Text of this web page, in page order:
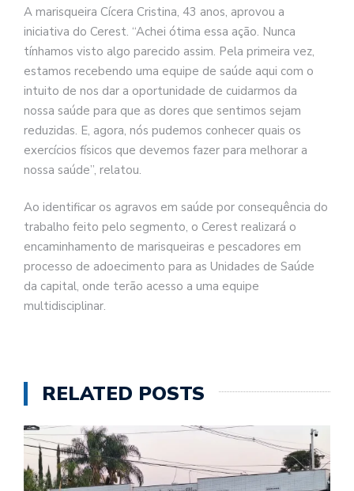
A marisqueira Cícera Cristina, 43 anos, aprovou a
iniciativa do Cerest. “Achei ótima essa ação. Nunca
tínhamos visto algo parecido assim. Pela primeira vez,
estamos recebendo uma equipe de saúde aqui com o
intuito de nos dar a oportunidade de cuidarmos da
nossa saúde para que as dores que sentimos sejam
reduzidas. E, agora, nós pudemos conhecer quais os
exercícios físicos que devemos fazer para melhorar a
nossa saúde”, relatou.
Ao identificar os agravos em saúde por consequência do
trabalho feito pelo segmento, o Cerest realizará o
encaminhamento de marisqueiras e pescadores em
processo de adoecimento para as Unidades de Saúde
da capital, onde terão acesso a uma equipe
multidisciplinar.
RELATED POSTS